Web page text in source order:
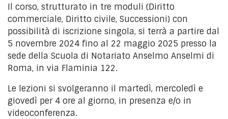
Il corso, strutturato in tre moduli (Diritto
commerciale, Diritto civile, Successioni) con
possibilità di iscrizione singola, si terrà a partire dal
5 novembre 2024 fino al 22 maggio 2025 presso la
sede della Scuola di Notariato Anselmo Anselmi di
Roma, in via Flaminia 122.
Le lezioni si svolgeranno il martedì, mercoledì e
giovedì per 4 ore al giorno, in presenza e/o in
videoconferenza.